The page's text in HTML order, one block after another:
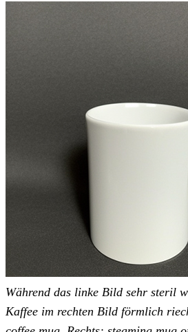
Während das linke Bild sehr steril
Kaffee im rechten Bild förmlich